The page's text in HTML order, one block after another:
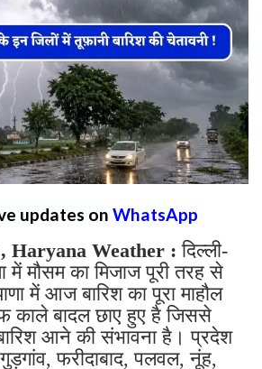
updates on WhatsApp
Haryana Weather : दिल्ली-
में मौसम का मिजाज पूरी तरह से
में आज बारिश का पूरा माहौल
काले बादल छाए हुए है जिससे
आने की संभावना है। प्रदेश
फरीदाबाद, पलवल, नूंह,